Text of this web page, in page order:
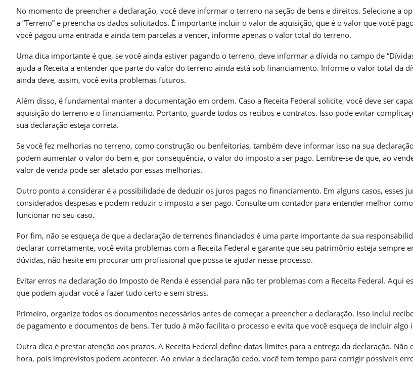
No momento de preencher a declaração, você deve informar o terreno na seção de bens e direitos. Selecione a
a “Terreno” e preencha os dados solicitados. É importante incluir o valor de aquisição, que é o valor que você
você pagou uma entrada e ainda tem parcelas a vencer, informe apenas o valor total do terreno.
Uma dica importante é que, se você ainda estiver pagando o terreno, deve informar a dívida no campo de
ajuda a Receita a entender que parte do valor do terreno ainda está sob financiamento. Informe o valor total da
ainda deve, assim, você evita problemas futuros.
Além disso, é fundamental manter a documentação em ordem. Caso a Receita Federal solicite, você deve ser
aquisição do terreno e o financiamento. Portanto, guarde todos os recibos e contratos. Isso pode evitar
sua declaração esteja correta.
Se você fez melhorias no terreno, como construção ou benfeitorias, também deve informar isso na sua
podem aumentar o valor do bem e, por consequência, o valor do imposto a ser pago. Lembre-se de que, ao
valor de venda pode ser afetado por essas melhorias.
Outro ponto a considerar é a possibilidade de deduzir os juros pagos no financiamento. Em alguns casos, esses
considerados despesas e podem reduzir o imposto a ser pago. Consulte um contador para entender melhor
funcionar no seu caso.
Por fim, não se esqueça de que a declaração de terrenos financiados é uma parte importante da sua
declarar corretamente, você evita problemas com a Receita Federal e garante que seu patrimônio esteja sempre
dúvidas, não hesite em procurar um profissional que possa te ajudar nesse processo.
Evitar erros na declaração do Imposto de Renda é essencial para não ter problemas com a Receita Federal. Aqui
que podem ajudar você a fazer tudo certo e sem stress.
Primeiro, organize todos os documentos necessários antes de começar a preencher a declaração. Isso inclui
de pagamento e documentos de bens. Ter tudo à mão facilita o processo e evita que você esqueça de incluir algo
Outra dica é prestar atenção aos prazos. A Receita Federal define datas limites para a entrega da declaração. Não
hora, pois imprevistos podem acontecer. Ao enviar a declaração cedo, você tem tempo para corrigir possíveis